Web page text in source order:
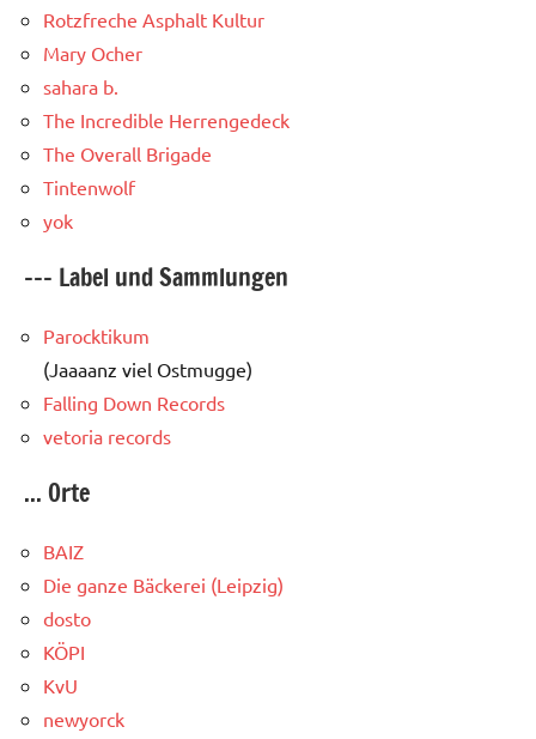
Rotzfreche Asphalt Kultur
Mary Ocher
sahara b.
The Incredible Herrengedeck
The Overall Brigade
Tintenwolf
yok
--- Label und Sammlungen
Parocktikum
(Jaaaanz viel Ostmugge)
Falling Down Records
vetoria records
... Orte
BAIZ
Die ganze Bäckerei (Leipzig)
dosto
KÖPI
KvU
newyorck